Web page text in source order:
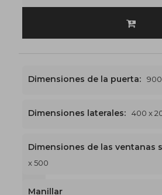
Dimensiones de la puerta:
Dimensiones laterales: 400 x
Dimensiones de las ventanas
x 500
Manillar